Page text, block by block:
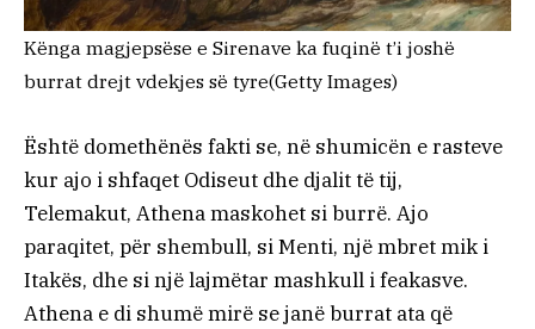
Kënga magjepsëse e Sirenave ka fuqinë t’i joshë
burrat drejt vdekjes së tyre(Getty Images)
Është domethënës fakti se, në shumicën e rasteve
kur ajo i shfaqet Odiseut dhe djalit të tij,
Telemakut, Athena maskohet si burrë. Ajo
paraqitet, për shembull, si Menti, një mbret mik i
Itakës, dhe si një lajmëtar mashkull i feakasve.
Athena e di shumë mirë se janë burrat ata që